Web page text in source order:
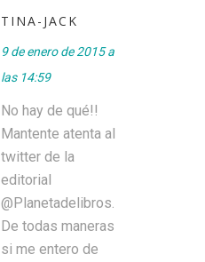
TINA-JACK
9 de enero de 2015 a
las 14:59
No hay de qué!!
Mantente atenta al
twitter de la
editorial
@Planetadelibros.
De todas maneras
si me entero de